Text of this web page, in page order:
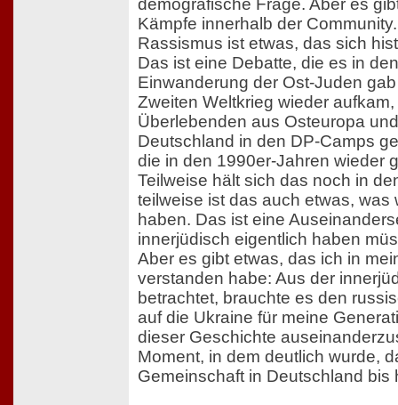
demografische Frage. Aber es
Kämpfe innerhalb der
Rassismus ist etwas, das sich
Das ist eine Debatte, die es in
Einwanderung der Ost-Juden
Zweiten Weltkrieg wieder
Überlebenden aus Osteuropa
Deutschland in den DP-Camps
die in den 1990er-Jahren wieder
Teilweise hält sich das noch in
teilweise ist das auch etwas, was
haben. Das ist eine
innerjüdisch eigentlich haben
Aber es gibt etwas, das ich in
verstanden habe: Aus der
betrachtet, brauchte es den
auf die Ukraine für meine
dieser Geschichte
Moment, in dem deutlich wurde,
Gemeinschaft in Deutschland bis